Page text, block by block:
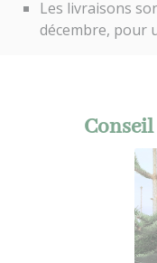
Les livraisons
décembre, pour